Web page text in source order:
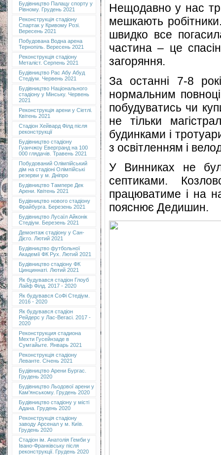
Будівництво Палацу спорту у
Рівному. Грудень 2021
Реконструкція стадіону
Спартак у Кривому Розі.
Вересень 2021
Побудована Водна арена
Тернопіль. Вересень 2021
Реконструкція стадіону
Металіст. Серпень 2021
Будівництво Рас Абу Абуд
Стедіум. Червень 2021
Будівництво Національного
стадіону у Мінську. Червень
2021
Реконструкція арени у Сіетлі.
Квітень 2021
Стадіон Хейвард Філд після
реконструкції
Будівництво стадіону
Гуанчжоу Евергранд на 100
000 глядачів. Травень 2021
Побудований Олімпійський
дім на стадіоні Олімпійські
резерви у м. Дніпро
Будівництво Тампере Дек
Арени. Квітень 2021
Будівництво нового стадіону
Фрайбурга. Березень 2021
Будівництво Лусаїл Айконік
Стедіум. Березень 2021
Демонтаж стадіону у Сан-
Дієго. Лютий 2021
Будівництво футбольної
Академії ФК Рух. Лютий 2021
Будівництво стадіону ФК
Цинциннаті. Лютий 2021
Як будувався стадіон Глоуб
Лайф Філд. 2017 - 2020
Як будувався СоФі Стедіум.
2016 - 2020
Як будувався стадіон
Рейдерс у Лас-Вегасі. 2017 -
2020
Реконструкция стадиона
Мехти Гусейнзаде в
Сумгайыте. Январь 2021
Реконструкція стадіону
Леванте. Січень 2021
Будівництво Арени Бургас.
Грудень 2020
Будівництво Льодової арени у
Кам'янському. Грудень 2020
Будівництво стадіону у місті
Адана. Грудень 2020
Реконструкція стадіону
заводу Арсенал у м. Київ.
Грудень 2020
Cтадіон ім. Анатолія Гемби у
Івано-Франківську після
реконструкції. Грудень 2020
Нещодавно у нас
мешкають
швидко все
частина – це
загоряння.
За останні 7-8
нормальним
побудуватись чи
не тільки
будинками і
з освітленням і
У Винниках не
септиками.
працюватиме і на
пояснює Дедишин.